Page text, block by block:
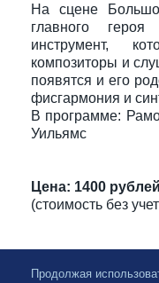
На сцене
главного
инструмент,
композиторы и
появятся и его
фисгармония и
В программе:
Уильямс
Цена: 1400 рублей
(стоимость без
Продолжая